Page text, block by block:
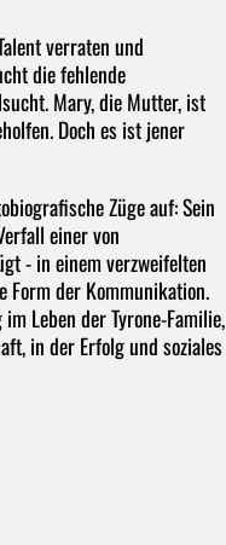
verraten und
die fehlende
Mary, die Mutter, ist
Doch es ist jener
Züge auf: Sein
einer von
- in einem verzweifelten
Form der Kommunikation.
Leben der Tyrone-Familie,
in der Erfolg und soziales